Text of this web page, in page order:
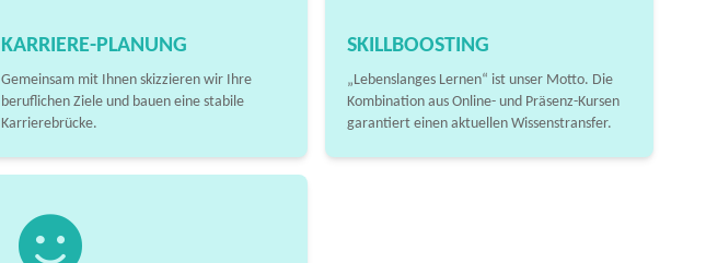
KARRIERE-PLANUNG
Gemeinsam mit Ihnen skizzieren wir Ihre
beruflichen Ziele und bauen eine stabile
Karrierebrücke.
SKILLBOOSTING
„Lebenslanges Lernen“ ist unser Motto. Die
Kombination aus Online- und Präsenz-Kursen
garantiert einen aktuellen Wissenstransfer.